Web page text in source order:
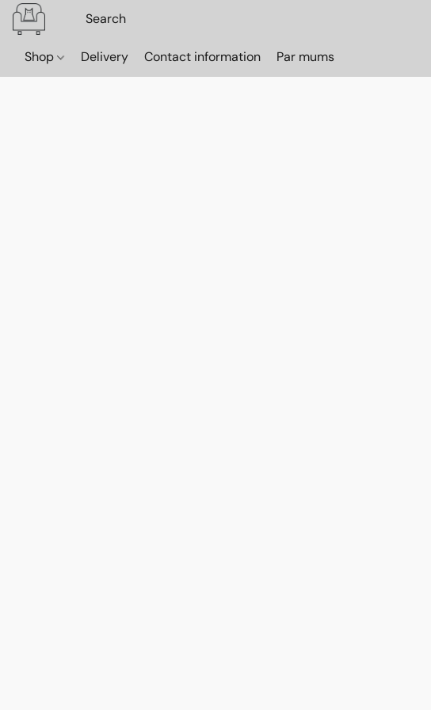
Shop Delivery Contact information Par mums